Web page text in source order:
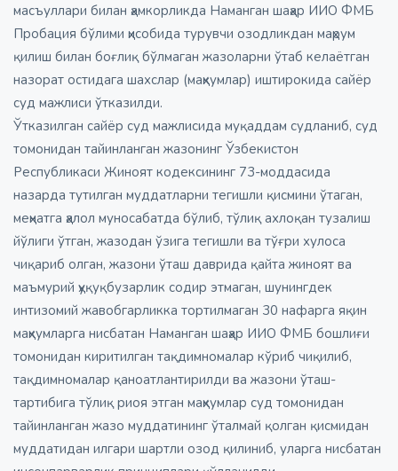
масъуллари билан ҳамкорликда Наманган шаҳар ИИО ФМБ
Пробация бўлими ҳисобида турувчи озодликдан маҳрум
қилиш билан боғлиқ бўлмаган жазоларни ўтаб келаётган
назорат остидага шахслар (маҳкумлар) иштирокида сайёр
суд мажлиси ўтказилди.
Ўтказилган сайёр суд мажлисида муқаддам судланиб, суд
томонидан тайинланган жазонинг Ўзбекистон
Республикаси Жиноят кодексининг 73-моддасида
назарда тутилган муддатларни тегишли қисмини ўтаган,
меҳнатга ҳалол муносабатда бўлиб, тўлиқ ахлоқан тузалиш
йўлиги ўтган, жазодан ўзига тегишли ва тўғри хулоса
чиқариб олган, жазони ўташ даврида қайта жиноят ва
маъмурий ҳуқуқбузарлик содир этмаган, шунингдек
интизомий жавобгарликка тортилмаган 30 нафарга яқин
маҳкумларга нисбатан Наманган шаҳар ИИО ФМБ бошлиғи
томонидан киритилган тақдимномалар кўриб чиқилиб,
тақдимномалар қаноатлантирилди ва жазони ўташ-
тартибига тўлиқ риоя этган маҳкумлар суд томонидан
тайинланган жазо муддатининг ўталмай қолган қисмидан
муддатидан илгари шартли озод қилиниб, уларга нисбатан